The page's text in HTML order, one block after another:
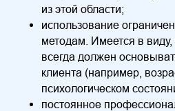
из этой области;
использование
методам. Имеется в
всегда должен
клиента (например,
психологическом
постоянное